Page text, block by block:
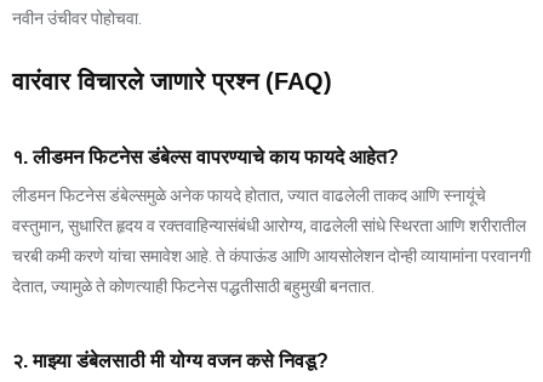
नवीन उंचीवर पोहोचवा.
वारंवार विचारले जाणारे प्रश्न (FAQ)
१. लीडमन फिटनेस डंबेल्स वापरण्याचे काय फायदे आहेत?
लीडमन फिटनेस डंबेल्समुळे अनेक फायदे होतात, ज्यात वाढलेली ताकद आणि स्नायूंचे
वस्तुमान, सुधारित हृदय व रक्तवाहिन्यासंबंधी आरोग्य, वाढलेली सांधे स्थिरता आणि शरीरातील
चरबी कमी करणे यांचा समावेश आहे. ते कंपाऊंड आणि आयसोलेशन दोन्ही व्यायामांना परवानगी
देतात, ज्यामुळे ते कोणत्याही फिटनेस पद्धतीसाठी बहुमुखी बनतात.
२. माझ्या डंबेलसाठी मी योग्य वजन कसे निवडू?